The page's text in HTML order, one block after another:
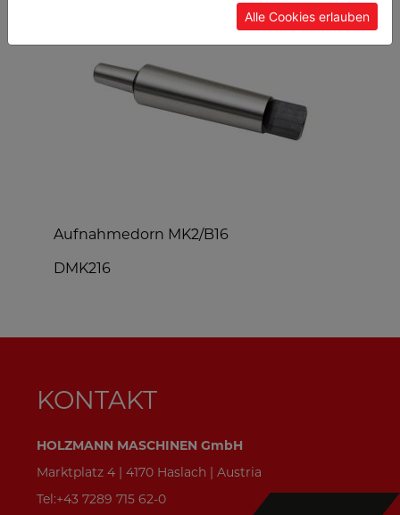
Aufnahmedorn MK2/B16
DMK216
KONTAKT
HOLZMANN MASCHINEN GmbH
Marktplatz 4 | 4170 Haslach | Austria
Tel:+43 7289 715 62-0
Alle Cookies erlauben